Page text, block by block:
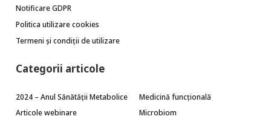
Notificare GDPR
Politica utilizare cookies
Termeni și condiții de utilizare
Categorii articole
2024 – Anul Sănătății Metabolice
Articole webinare
Medicină funcțională
Microbiom